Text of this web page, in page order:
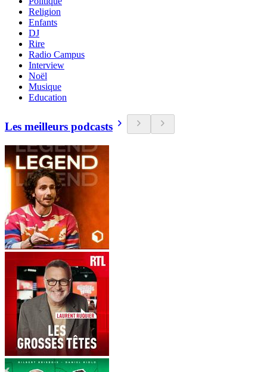
Religion
Enfants
DJ
Rire
Radio Campus
Interview
Noël
Musique
Education
Les meilleurs podcasts